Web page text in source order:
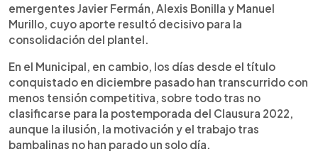
emergentes Javier Fermán, Alexis Bonilla y Manuel
Murillo, cuyo aporte resultó decisivo para la
consolidación del plantel.
En el Municipal, en cambio, los días desde el título
conquistado en diciembre pasado han transcurrido con
menos tensión competitiva, sobre todo tras no
clasificarse para la postemporada del Clausura 2022,
aunque la ilusión, la motivación y el trabajo tras
bambalinas no han parado un solo día.